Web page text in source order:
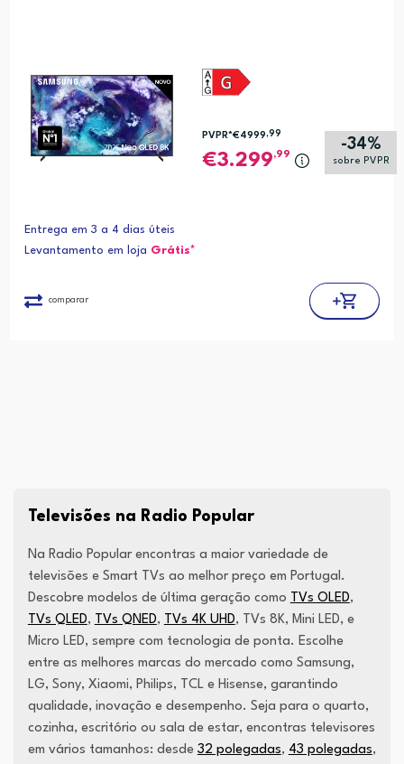
-34%
sobre PVPR
PVPR*€4999,99
3.299,99
Entrega em 3 a 4 dias úteis
Levantamento em loja Grátis*
comparar
Televisões na Radio Popular
Na Radio Popular encontras a maior variedade de
televisões e Smart TVs ao melhor preço em Portugal.
Descobre modelos de última geração como TVs OLED,
TVs QLED, TVs QNED, TVs 4K UHD, TVs 8K, Mini LED, e
Micro LED, sempre com tecnologia de ponta. Escolhe
entre as melhores marcas do mercado como Samsung,
LG, Sony, Xiaomi, Philips, TCL e Hisense, garantindo
qualidade, inovação e desempenho. Seja para o quarto,
cozinha, escritório ou sala de estar, encontras televisores
em vários tamanhos: desde 32 polegadas, 43 polegadas,